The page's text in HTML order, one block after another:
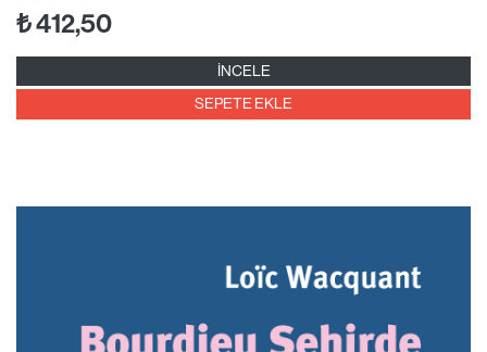
₺412,50
İNCELE
SEPETE EKLE